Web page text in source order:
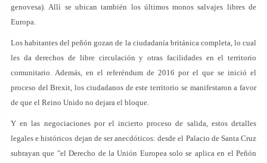
genovesa). Allí se ubican también los últimos monos salvajes libres de
Europa.
Los habitantes del peñón gozan de la ciudadanía británica completa, lo cual
les da derechos de libre circulación y otras facilidades en el territorio
comunitario. Además, en el referéndum de 2016 por el que se inició el
proceso del Brexit, los ciudadanos de este territorio se manifestaron a favor
de que el Reino Unido no dejara el bloque.
Y en las negociaciones por el incierto proceso de salida, estos detalles
legales e históricos dejan de ser anecdóticos: desde el Palacio de Santa Cruz
subrayan que "el Derecho de la Unión Europea solo se aplica en el Peñón